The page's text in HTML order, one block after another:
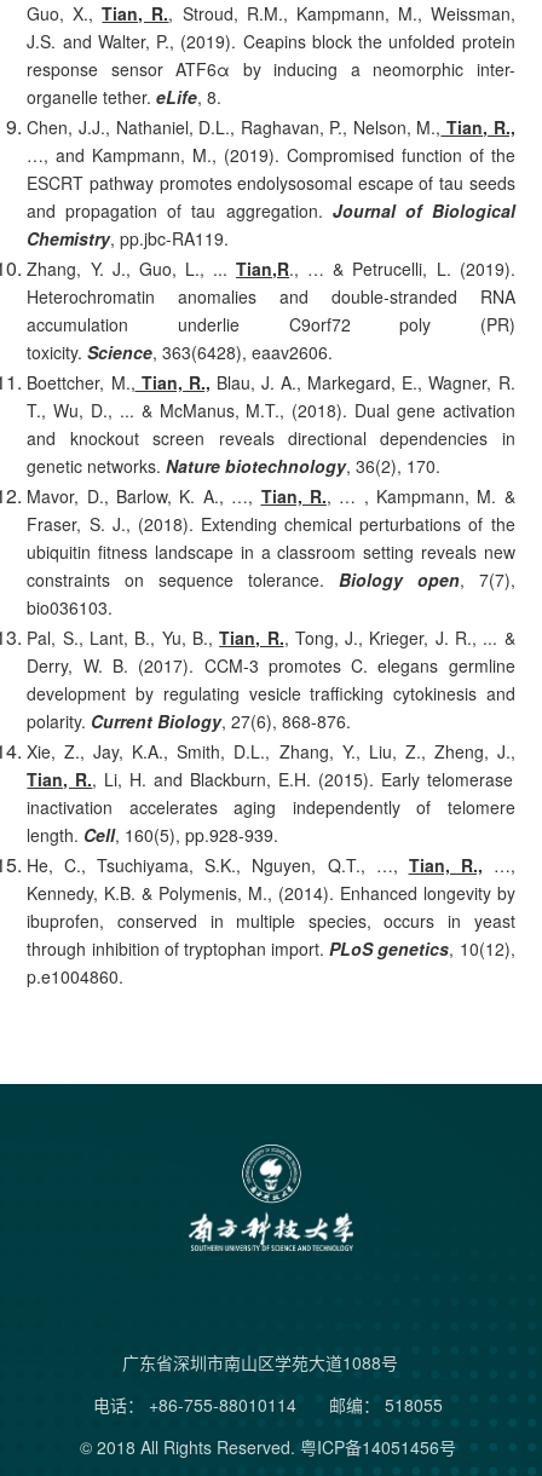
Guo, X.,Tian, R., Stroud, R.M., Kampmann, M., Weissman,
J.S. and Walter, P., (2019). Ceapins block the unfolded protein
response sensor ATF6α by inducing a neomorphic inter-
organelle tether.eLife, 8.
Chen, J.J., Nathaniel, D.L., Raghavan, P., Nelson, M., Tian, R.,
…, and Kampmann, M., (2019). Compromised function of the
ESCRT pathway promotes endolysosomal escape of tau seeds
and propagation of tau aggregation. Journal of Biological
Chemistry, pp.jbc-RA119.
Zhang, Y. J., Guo, L., ...Tian,R., … & Petrucelli, L. (2019).
Heterochromatin anomalies and double-stranded RNA
accumulation underlie C9orf72 poly (PR)
toxicity.Science, 363(6428), eaav2606.
Boettcher, M., Tian, R., Blau, J. A., Markegard, E., Wagner, R.
T., Wu, D., ... & McManus, M.T., (2018). Dual gene activation
and knockout screen reveals directional dependencies in
genetic networks.Nature biotechnology, 36(2), 170.
Mavor, D., Barlow, K. A., …, Tian, R., … , Kampmann, M. &
Fraser, S. J., (2018). Extending chemical perturbations of the
ubiquitin fitness landscape in a classroom setting reveals new
constraints on sequence tolerance. Biology open, 7(7),
bio036103.
Pal, S., Lant, B., Yu, B.,Tian, R., Tong, J., Krieger, J. R., ... &
Derry, W. B. (2017). CCM-3 promotes C. elegans germline
development by regulating vesicle trafficking cytokinesis and
polarity. Current Biology, 27(6), 868-876.
Xie, Z., Jay, K.A., Smith, D.L., Zhang, Y., Liu, Z., Zheng, J.,
Tian, R., Li, H. and Blackburn, E.H. (2015). Early telomerase
inactivation accelerates aging independently of telomere
length. Cell, 160(5), pp.928-939.
He, C., Tsuchiyama, S.K., Nguyen, Q.T., …, Tian, R., …,
Kennedy, K.B. & Polymenis, M., (2014). Enhanced longevity by
ibuprofen, conserved in multiple species, occurs in yeast
through inhibition of tryptophan import. PLoS genetics, 10(12),
p.e1004860.
广东省深圳市南山区学苑大道1088号
电话： +86-755-88010114
邮编： 518055
© 2018 All Rights Reserved. 粤ICP备14051456号